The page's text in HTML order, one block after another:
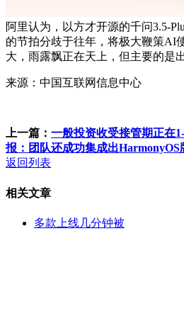
阿里认为，以方才开源的千问3.5-
的节拍分歧于往年，将极大鞭策AI
大，雨露飘正在天上，但主要的是出
来源：中国互联网信息中心
上一篇： 一般投资收受接管期正在1-
报：团队还成功集成出HarmonyOS
返回列表
相关文章
多款上线几分钟被